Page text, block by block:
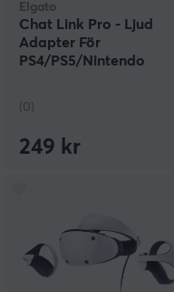
Elgato
Chat Link Pro - Ljud
Adapter För
PS4/PS5/Nintendo
(0)
249 kr